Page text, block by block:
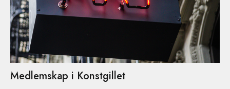
Medlemskap i Konstgillet